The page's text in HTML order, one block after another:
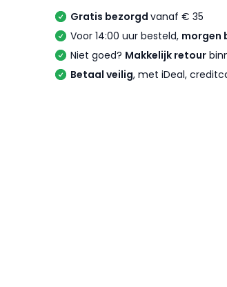
Gratis bezorgd vanaf € 35
Voor 14:00 uur besteld, morgen
Niet goed? Makkelijk retour
Betaal veilig, met iDeal,